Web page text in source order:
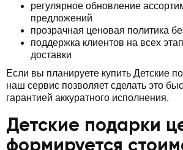
регулярное обновление
предложений
прозрачная ценовая политика
поддержка клиентов на всех
доставки
Если вы планируете купить Детские
наш сервис позволяет сделать это
гарантией аккуратного исполнения.
Детские подарки
формируется